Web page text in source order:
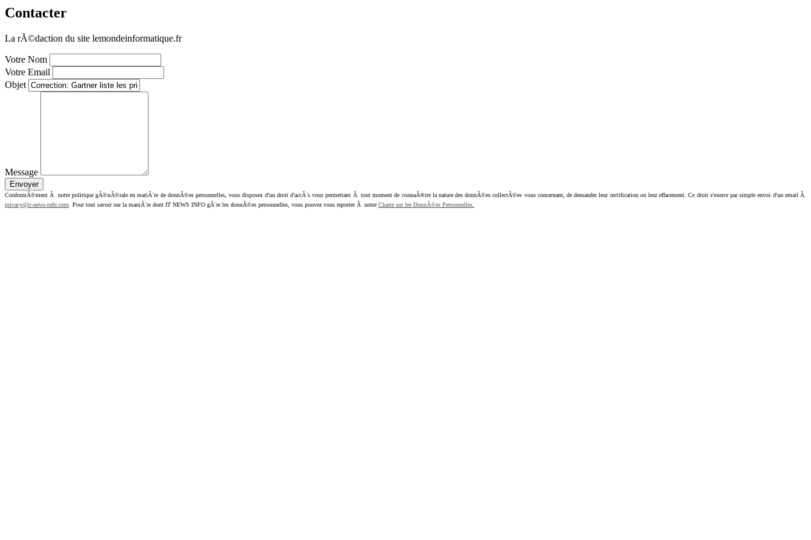
Contacter
La rÃ©daction du site lemondeinformatique.fr
Votre Nom
Votre Email
Objet
Message
ConformÃ©ment Ã notre politique gÃ©nÃ©rale en matiÃ¨re de donnÃ©es personnelles, vous disposez d'un droit d'accÃ¨s vous permettant Ã tout moment de connaÃ®tre la nature des donnÃ©es collectÃ©es vous concernant, de demander leur rectification ou leur effacement. Ce droit s'exerce par simple envoi d'un email Ã
privacy@it-news-info.com . Pour tout savoir sur la maniÃ¨re dont IT NEWS INFO gÃ¨re les donnÃ©es personnelles, vous pouvez vous reporter Ã notre Charte sur les DonnÃ©es Personnelles.